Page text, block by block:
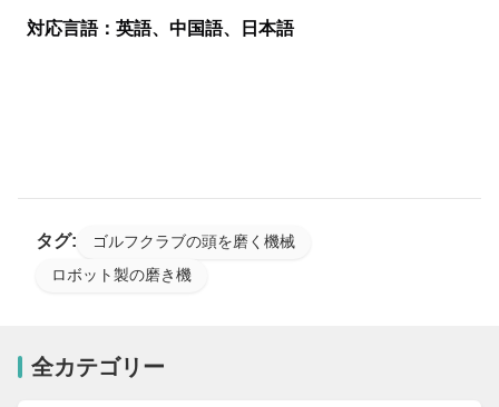
対応言語：英語、中国語、日本語
タグ:
ゴルフクラブの頭を磨く機械
ロボット製の磨き機
全カテゴリー